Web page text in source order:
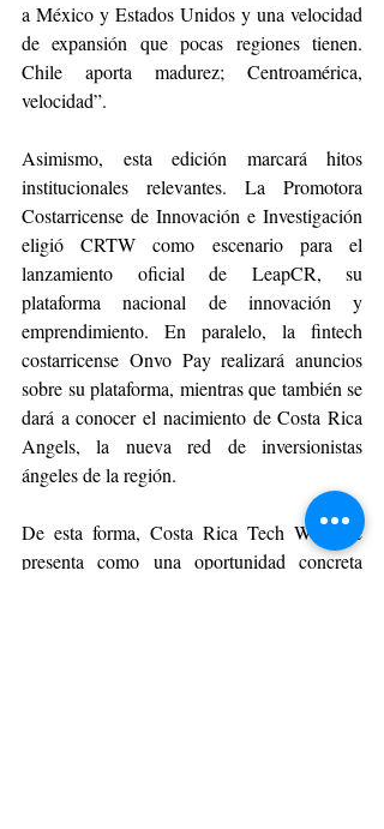
a México y Estados Unidos y una velocidad
de expansión que pocas regiones tienen.
Chile aporta madurez; Centroamérica,
velocidad”.
Asimismo, esta edición marcará hitos
institucionales relevantes. La Promotora
Costarricense de Innovación e Investigación
eligió CRTW como escenario para el
lanzamiento oficial de LeapCR, su
plataforma nacional de innovación y
emprendimiento. En paralelo, la fintech
costarricense Onvo Pay realizará anuncios
sobre su plataforma, mientras que también se
dará a conocer el nacimiento de Costa Rica
Angels, la nueva red de inversionistas
ángeles de la región.
De esta forma, Costa Rica Tech Week se
presenta como una oportunidad concreta